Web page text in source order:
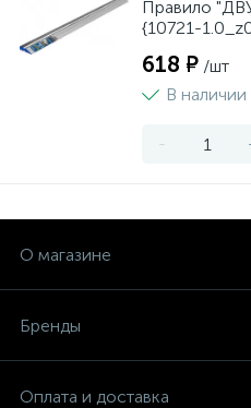
Правило
{10721-
618 ₽ /шт
В наличии
-
О магазине
Бренды
Оплата и доставка